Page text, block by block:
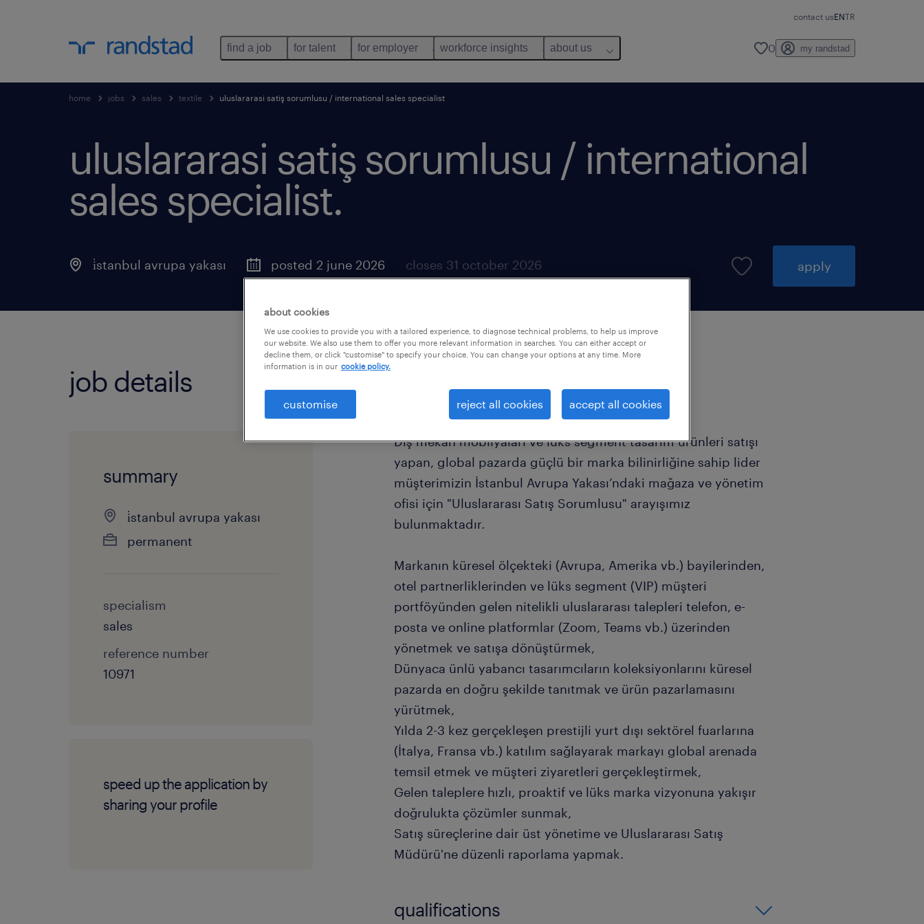
contact usENTR
find a job for talent for employer workforce insights about us 0 my randstad
home jobs sales textile uluslararasi satiş sorumlusu / international sales specialist
uluslararasi satiş sorumlusu / international
sales specialist.
i̇stanbul avrupa yakası posted 2 june 2026 closes 31 october 2026 apply
job details
summary
i̇stanbul avrupa yakası
permanent
specialism
sales
reference number
10971
speed up the application by
sharing your profile
Dış mekan mobilyaları ve lüks segment tasarım ürünleri satışı
yapan, global pazarda güçlü bir marka bilinirliğine sahip lider
müşterimizin İstanbul Avrupa Yakası’ndaki mağaza ve yönetim
ofisi için "Uluslararası Satış Sorumlusu" arayışımız
bulunmaktadır.
Markanın küresel ölçekteki (Avrupa, Amerika vb.) bayilerinden,
otel partnerliklerinden ve lüks segment (VIP) müşteri
portföyünden gelen nitelikli uluslararası talepleri telefon, e-
posta ve online platformlar (Zoom, Teams vb.) üzerinden
yönetmek ve satışa dönüştürmek,
Dünyaca ünlü yabancı tasarımcıların koleksiyonlarını küresel
pazarda en doğru şekilde tanıtmak ve ürün pazarlamasını
yürütmek,
Yılda 2-3 kez gerçekleşen prestijli yurt dışı sektörel fuarlarına
(İtalya, Fransa vb.) katılım sağlayarak markayı global arenada
temsil etmek ve müşteri ziyaretleri gerçekleştirmek,
Gelen taleplere hızlı, proaktif ve lüks marka vizyonuna yakışır
doğrulukta çözümler sunmak,
Satış süreçlerine dair üst yönetime ve Uluslararası Satış
Müdürü'ne düzenli raporlama yapmak.
qualifications
about cookies
We use cookies to provide you with a tailored experience, to diagnose technical problems, to help us improve
our website. We also use them to offer you more relevant information in searches. You can either accept or
decline them, or click "customise" to specify your choice. You can change your options at any time. More
information is in our cookie policy.
customise reject all cookies accept all cookies